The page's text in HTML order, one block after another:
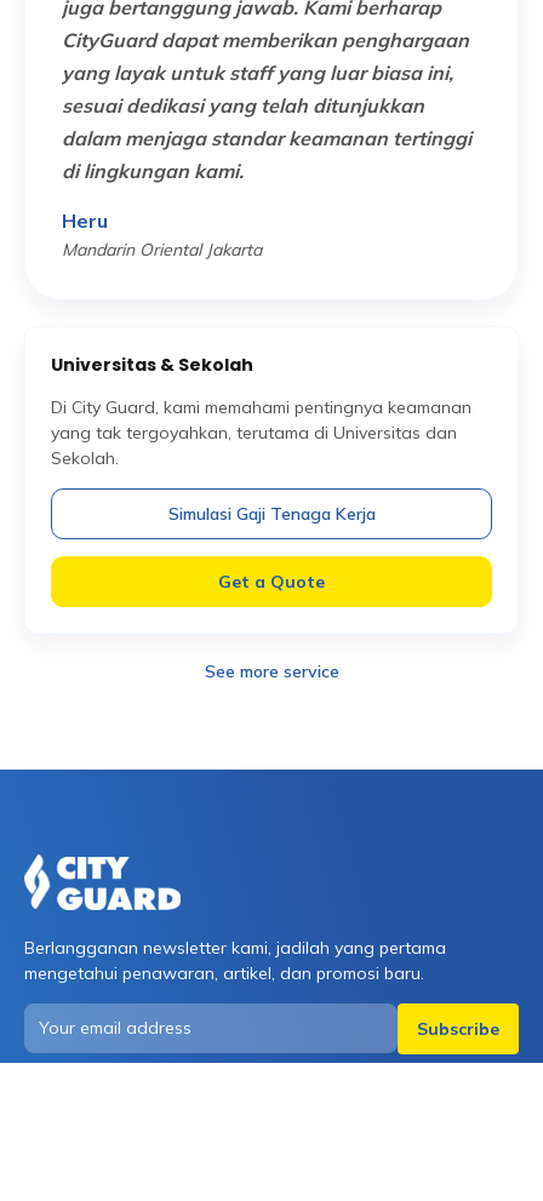
juga bertanggung jawab. Kami berharap
CityGuard dapat memberikan penghargaan
yang layak untuk staff yang luar biasa ini,
sesuai dedikasi yang telah ditunjukkan
dalam menjaga standar keamanan tertinggi
di lingkungan kami.
Heru
Mandarin Oriental Jakarta
Universitas & Sekolah
Di City Guard, kami memahami pentingnya keamanan
yang tak tergoyahkan, terutama di Universitas dan
Sekolah.
Simulasi Gaji Tenaga Kerja
Get a Quote
See more service
Berlangganan newsletter kami, jadilah yang pertama
mengetahui penawaran, artikel, dan promosi baru.